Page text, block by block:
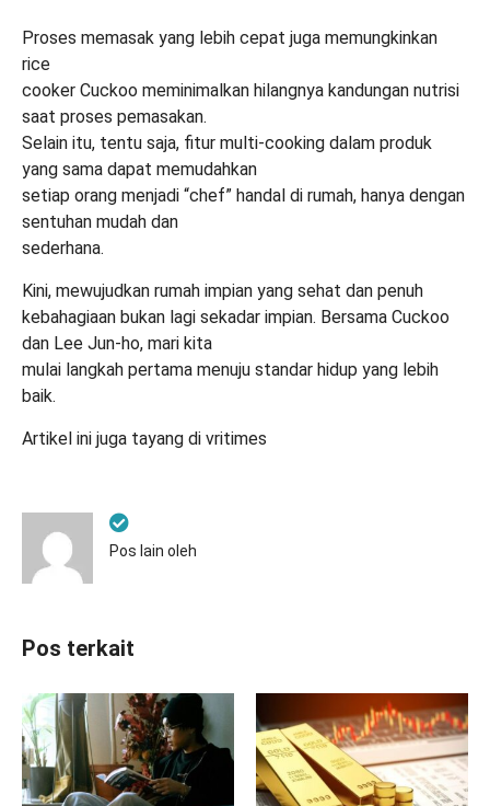
Proses memasak yang lebih cepat juga memungkinkan
rice
cooker Cuckoo meminimalkan hilangnya kandungan nutrisi
saat proses pemasakan.
Selain itu, tentu saja, fitur multi-cooking dalam produk
yang sama dapat memudahkan
setiap orang menjadi “chef” handal di rumah, hanya dengan
sentuhan mudah dan
sederhana.
Kini, mewujudkan rumah impian yang sehat dan penuh
kebahagiaan bukan lagi sekadar impian. Bersama Cuckoo
dan Lee Jun-ho, mari kita
mulai langkah pertama menuju standar hidup yang lebih
baik.
Artikel ini juga tayang di vritimes
Pos lain oleh
Pos terkait